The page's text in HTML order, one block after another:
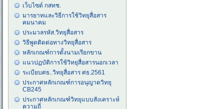
เว็บไซต์ กสทช.
มารยาทและวิธีการใช้วิทยุสื่อสาร
คมนาคม
ประมวลรหัส.วิทยุสื่อสาร
วิธีพูดติดต่อทางวิทยุสื่อสาร
หลักเกณฑ์การตั้งนามเรียกขาน
แนวปฏบัติการใช้วิทยุสื่อสารนอกเวลา
ระเบียบศธ..วิทยุสื่อสาร ศธ.2561
ประกาศหลักเกณฑ์การอนุญาตวิทยุ
CB245
ประกาศหลักเกณฑ์วิทยุแบบสังเคราะห์
ความถี่